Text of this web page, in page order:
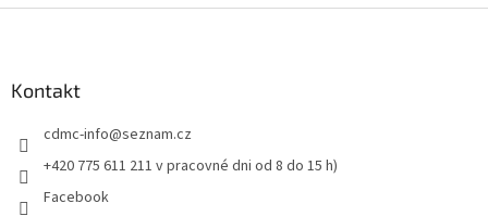
Kontakt
cdmc-info@seznam.cz
+420 775 611 211 v pracovné dni od 8 do 15 h)
Facebook